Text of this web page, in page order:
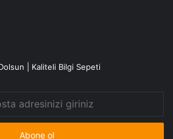
| Kaliteli Bilgi Sepeti